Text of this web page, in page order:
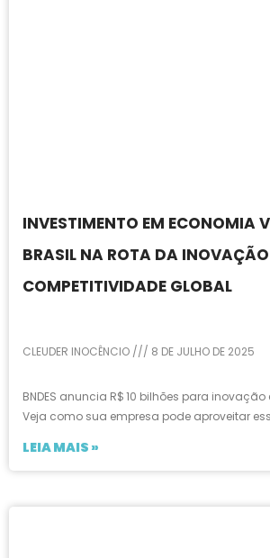
INVESTIMENTO EM ECONOMIA
BRASIL NA ROTA DA INOVAÇÃO
COMPETITIVIDADE GLOBAL
CLEUDER INOCÊNCIO 8 DE JULHO DE 2025
BNDES anuncia R$ 10 bilhões para
Veja como sua empresa pode aproveitar
LEIA MAIS »